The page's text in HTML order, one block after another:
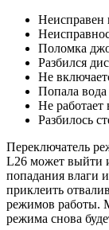
Неисправен
Поломка
Разбился
Не
Попала вода
Не
Разбилось
Переключатель
L26 может выйти
попадания влаги
приклеить
режимов работы.
режима снова